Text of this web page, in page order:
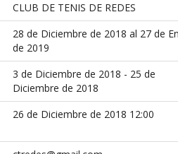
CLUB DE TENIS DE REDES
28 de Diciembre de 2018 al 27 de
de 2019
3 de Diciembre de 2018 - 25 de
Diciembre de 2018
26 de Diciembre de 2018 12:00